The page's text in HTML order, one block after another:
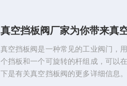
接装置在管路上。一般情况下，可安
真空挡板阀厂家为你带来真
真空挡板阀是一种常见的工业阀门，
个挡板和一个可旋转的杆组成，可以
下是有关真空挡板阀的更多详细信息